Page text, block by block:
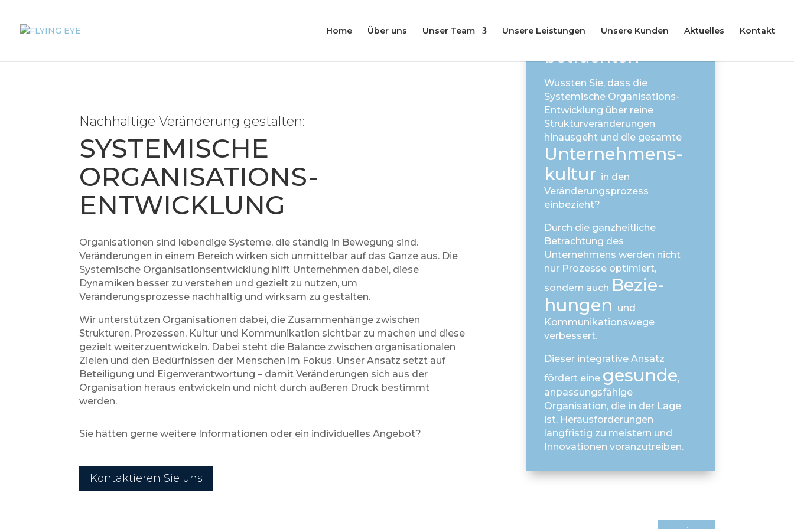
Home Über uns Unser Team Unsere Leistungen Unsere Kunden Aktuelles Kontakt
Nachhaltige Veränderung gestalten:
SYSTEMISCHE
ORGANISATIONS-
ENTWICKLUNG
Organisationen sind lebendige Systeme, die ständig in Bewegung sind.
Veränderungen in einem Bereich wirken sich unmittelbar auf das Ganze aus. Die
Systemische Organisations­entwicklung hilft Unternehmen dabei, diese
Dynamiken besser zu verstehen und gezielt zu nutzen, um
Veränderungsprozesse nachhaltig und wirksam zu gestalten.
Wir unterstützen Organisationen dabei, die Zusammenhänge zwischen
Strukturen, Prozessen, Kultur und Kommunikation sichtbar zu machen und diese
gezielt weiterzuentwickeln. Dabei steht die Balance zwischen organisationalen
Zielen und den Bedürfnissen der Menschen im Fokus. Unser Ansatz setzt auf
Beteiligung und Eigen­verant­wortung – damit Veränderungen sich aus der
Organisation heraus entwickeln und nicht durch äußeren Druck bestimmt
werden.
Sie hätten gerne weitere Informationen oder ein individuelles Angebot?
Kontaktieren Sie uns
Das große Ganze
betrach­ten
Wussten Sie, dass die
Systemische Organisations-
Entwicklung über reine
Strukturveränderungen
hinausgeht und die gesamte
Unter­nehmens­
kultur in den
Veränderungsprozess
einbezieht?
Durch die ganzheitliche
Betrachtung des
Unternehmens werden nicht
nur Prozesse optimiert,
sondern auch Bezie­
hungen und
Kommunikationswege
verbessert.
Dieser integrative Ansatz
fördert eine ge­sunde,
anpassungsfähige
Organisation, die in der Lage
ist, Herausforderungen
langfristig zu meistern und
Innovationen voranzutreiben.